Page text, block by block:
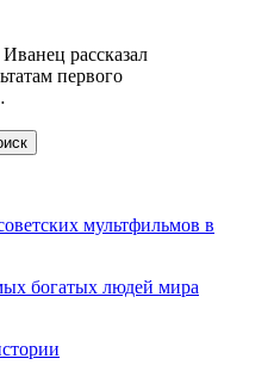
рассказал
первого
мультфильмов в
богатых людей мира